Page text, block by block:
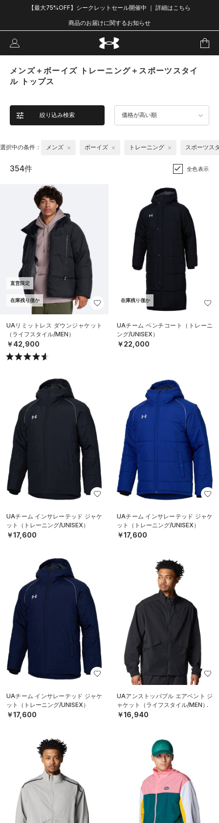
【最大75%OFF】シークレットセール開催中 ｜ 詳細はこちら
商品のお届けに関するお知らせ
メンズ＋ボーイズ トレーニング＋スポーツスタイ
ル トップス
絞り込み検索 価格が高い順
選択中の条件： メンズ ボーイズ トレーニング スポーツス
354件 全色表示
直営限定
在庫残り僅か
UAリミットレス ダウンジャケット
（ライフスタイル/MEN）
￥42,900
在庫残り僅か
UAチーム ベンチコート（トレーニ
ング/UNISEX）
￥22,000
UAチーム インサレーテッド ジャケ
ット（トレーニング/UNISEX）
￥17,600
UAチーム インサレーテッド ジャケ
ット（トレーニング/UNISEX）
￥17,600
UAチーム インサレーテッド ジャケ
ット（トレーニング/UNISEX）
￥17,600
UAアンストッパブル エアベント ジ
ャケット（ライフスタイル/MEN）
￥16,940